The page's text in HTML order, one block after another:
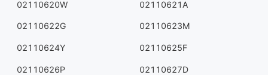
02110620W 02110621A
02110622G 02110623M
02110624Y 02110625F
02110626P 02110627D